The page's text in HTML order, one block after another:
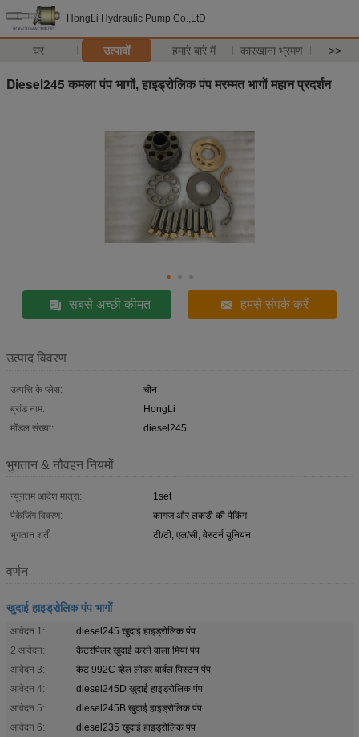
HongLi Hydraulic Pump Co.,LtD
घर उत्पादों हमारे बारे में कारखाना भ्रमण >>
Diesel245 कमला पंप भागों, हाइड्रोलिक पंप मरम्मत भागों महान प्रदर्शन
सबसे अच्छी कीमत हमसे संपर्क करें
उत्पाद विवरण
उत्पत्ति के प्लेस:
चीन
ब्रांड नाम:
HongLi
मॉडल संख्या:
diesel245
भुगतान & नौवहन नियमों
न्यूनतम आदेश मात्रा:
1set
पैकेजिंग विवरण:
कागज और लकड़ी की पैकिंग
भुगतान शर्तें:
टी/टी, एल/सी, वेस्टर्न यूनियन
वर्णन
खुदाई हाइड्रोलिक पंप भागों
आवेदन 1:
diesel245 खुदाई हाइड्रोलिक पंप
2 आवेदन:
कैटरपिलर खुदाई करने वाला मियां पंप
आवेदन 3:
कैट 992C व्हेल लोडर वार्बल पिस्टन पंप
आवेदन 4:
diesel245D खुदाई हाइड्रोलिक पंप
आवेदन 5:
diesel245B खुदाई हाइड्रोलिक पंप
आवेदन 6:
diesel235 खुदाई हाइड्रोलिक पंप